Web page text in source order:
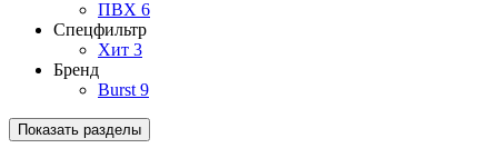
ПВХ 6
Спецфильтр
Хит 3
Бренд
Burst9
Показать разделы